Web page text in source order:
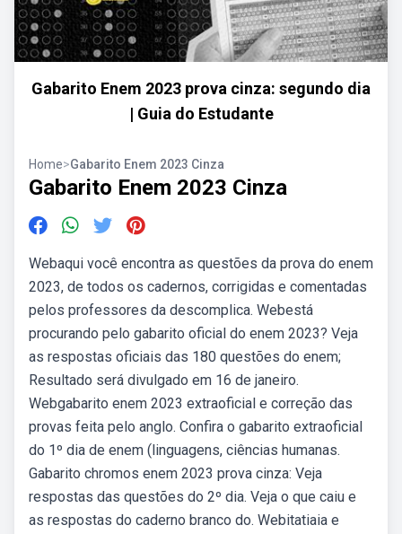
Gabarito Enem 2023 prova cinza: segundo dia
| Guia do Estudante
Home>Gabarito Enem 2023 Cinza
Gabarito Enem 2023 Cinza
Webaqui você encontra as questões da prova do enem
2023, de todos os cadernos, corrigidas e comentadas
pelos professores da descomplica. Webestá
procurando pelo gabarito oficial do enem 2023? Veja
as respostas oficiais das 180 questões do enem;
Resultado será divulgado em 16 de janeiro.
Webgabarito enem 2023 extraoficial e correção das
provas feita pelo anglo. Confira o gabarito extraoficial
do 1º dia de enem (linguagens, ciências humanas.
Gabarito chromos enem 2023 prova cinza: Veja
respostas das questões do 2º dia. Veja o que caiu e
as respostas do caderno branco do. Webitatiaia e